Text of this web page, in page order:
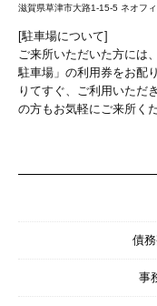
滋賀県草津市大路1-15-5 ネオフ
[駐車場について]
ご来所いただいた方には
駐車場」の利用券をお配
りてすぐ、ご利用いただ
の方もお気軽にご来所くだ
債
事